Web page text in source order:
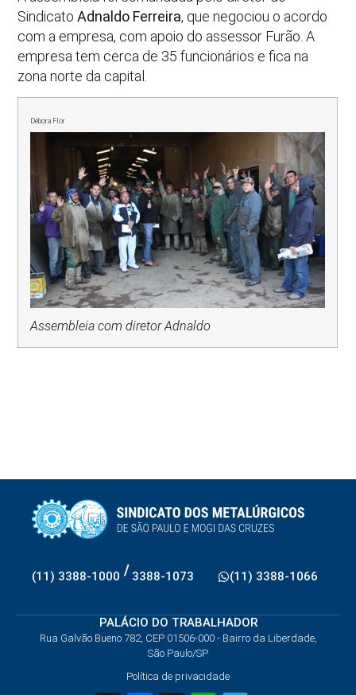
SindicatoAdnaldo Ferreira, que negociou o acordo
com a empresa, com apoio do assessor Furão. A
empresa tem cerca de 35 funcionários e fica na
zona norte da capital.
Débora Flor
Assembleia com diretor Adnaldo
(11) 3388-1000 / 3388-1073 (11) 3388-1066
PALÁCIO DO TRABALHADOR
Rua Galvão Bueno 782, CEP 01506-000 - Bairro da Liberdade,
São Paulo/SP
Política de privacidade